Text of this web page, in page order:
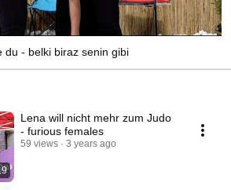
du - belki biraz senin gibi
Lena will nicht mehr zum Judo
- furious females
59 views 3 years ago